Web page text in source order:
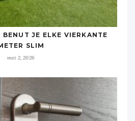
JE ELKE VIERKANTE
SLIM
mei 2, 2026